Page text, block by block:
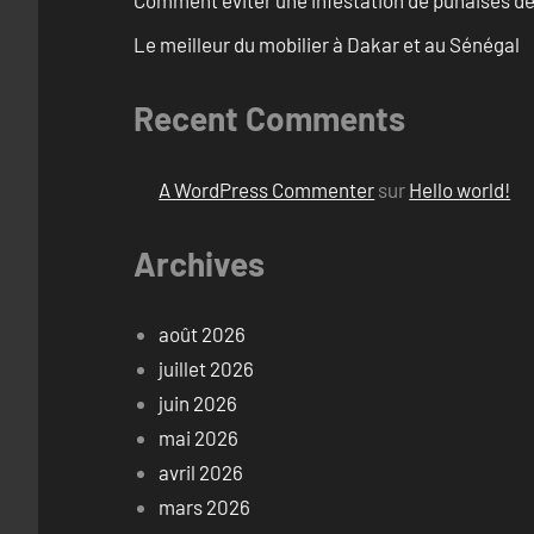
Le meilleur du mobilier à Dakar et au Sénégal
Recent Comments
A WordPress Commenter sur Hello world!
Archives
août 2026
juillet 2026
juin 2026
mai 2026
avril 2026
mars 2026